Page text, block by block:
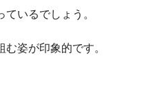
いるでしょう。
姿が印象的です。